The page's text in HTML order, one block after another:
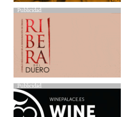
Publicidad
Publicidad